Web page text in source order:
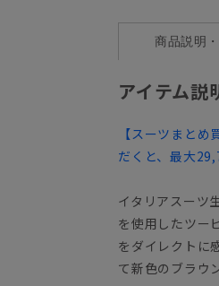
商品説明
アイテム説
【スーツまとめ
だくと、最大
イタリアスーツ
を使用したツー
をダイレクトに
て新色のブラウ